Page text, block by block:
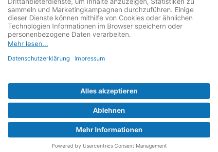
Erhalt der reparierenden Betriebe und des Reparatur-
Know-hows in Deutschland.
Weitere Informationen
Fachhändler finden
FAQ - häufig gestellte Fragen
© 2023 MeinMacher - eine Marke der Vangerow GmbH
Barrierefreiheit